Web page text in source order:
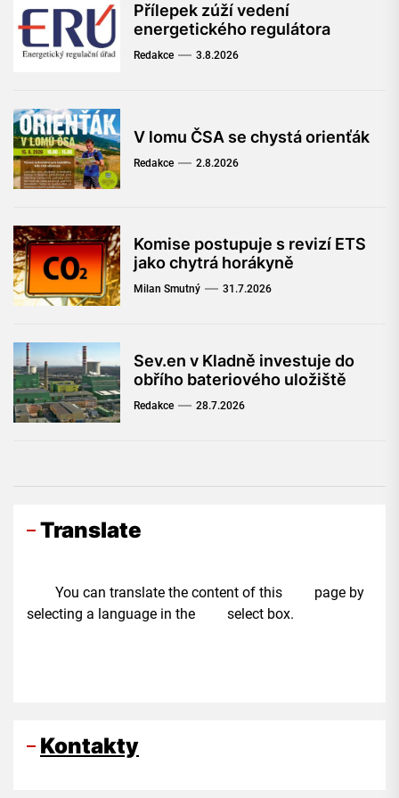
Přílepek zúží vedení
energetického regulátora
Redakce 3.8.2026
V lomu ČSA se chystá orienťák
Redakce 2.8.2026
Komise postupuje s revizí ETS
jako chytrá horákyně
Milan Smutný 31.7.2026
Sev.en v Kladně investuje do
obřího bateriového uložiště
Redakce 28.7.2026
Translate
You can translate the content of this page by
selecting a language in the select box.
Kontakty